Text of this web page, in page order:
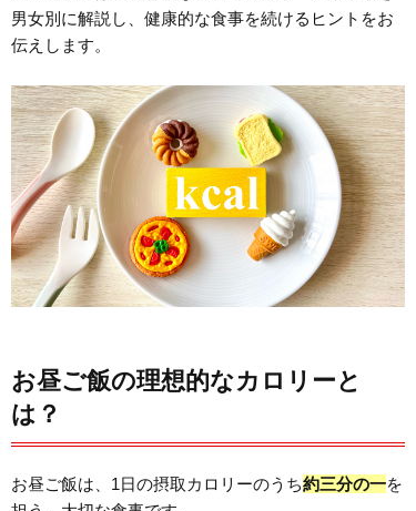
男女別に解説し、健康的な食事を続けるヒントをお
伝えします。
お昼ご飯の理想的なカロリーと
は？
お昼ご飯は、1日の摂取カロリーのうち約三分の一を